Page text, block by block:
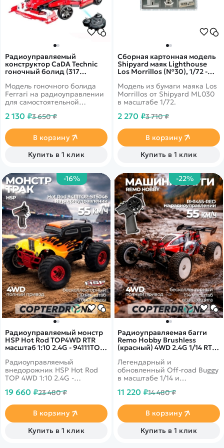
Радиоуправляемый
конструктор CaDA Technic
гоночный болид (317
Модель гоночного болида
Ferrari на радиоуправлении
для самостоятельной
2 130 ₽3 650 ₽
В корзину
Купить в 1 клик
Сборная картонная модель
Shipyard маяк Lighthouse
Los Morrillos (№30), 1/72 -
Модель из бумаги маяка Los
Morrillos от Shipyard ML030
в масштабе 1/72.
2 270 ₽3 710 ₽
В корзину
Купить в 1 клик
-16%
Радиоуправляемый монстр
HSP Hot Rod TOP4WD RTR
масштаб 1:10 2.4G - 94111TOP-
Радиоуправляемый
внедорожник HSP Hot Rod
TOP 4WD 1:10 2.4G -
полноуправляемая
внедорожника с
бесколлекторным
электродвигателем.
19 660 ₽23 480 ₽
В корзину
Купить в 1 клик
-22%
Радиоуправляемая багги
Remo Hobby Brushless
(красный) 4WD 2.4G 1/14 RTR
Легендарный и
обновленный Off-road Buggy
в масштабе 1/14 и
металлическими
металлическое шасси.
Износостойкие резиновые
шины с отличным
протектором. Новые
11 220 ₽14 480 ₽
В корзину
Купить в 1 клик